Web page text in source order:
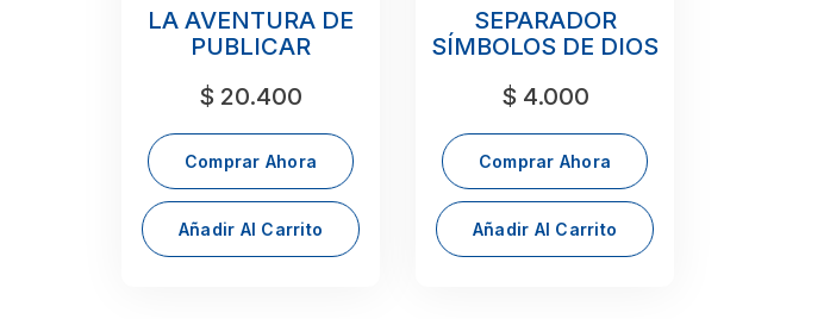
LA AVENTURA DE
PUBLICAR
$ 20.400
Comprar Ahora
Añadir Al Carrito
SEPARADOR
SÍMBOLOS DE DIOS
$ 4.000
Comprar Ahora
Añadir Al Carrito